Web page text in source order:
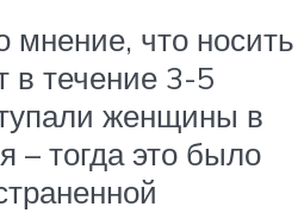
мнение, что носить
в течение 3-5
женщины в
– тогда это было